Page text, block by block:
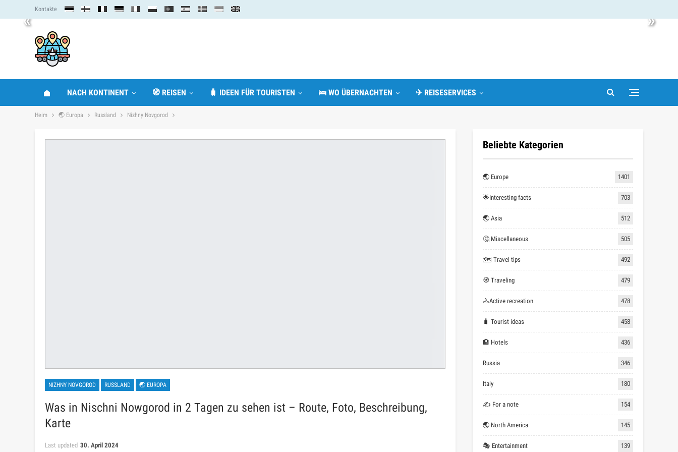
« »
Kontakte
NACH KONTINENT 🧭 REISEN 🧳 IDEEN FÜR TOURISTEN 🛌 WO ÜBERNACHTEN ✈ REISESERVICES
Heim 🌏 Europa Russland Nizhny Novgorod
NIZHNY NOVGOROD RUSSLAND 🌏 EUROPA
Was in Nischni Nowgorod in 2 Tagen zu sehen ist – Route, Foto, Beschreibung,
Karte
Last updated 30. April 2024
Beliebte Kategorien
🌏 Europe 1401
🌟Interesting facts 703
🌏 Asia 512
🤔 Miscellaneous 505
🗺 Travel tips 492
🧭 Traveling 479
🚴Active recreation 478
🧳 Tourist ideas 458
🏨 Hotels 436
Russia 346
Italy 180
✍ For a note 154
🌏 North America 145
🎭 Entertainment 139